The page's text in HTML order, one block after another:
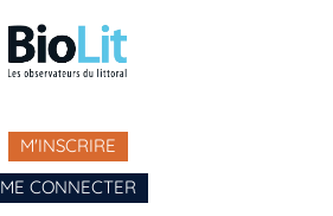
M'INSCRIRE
ME CONNECTER